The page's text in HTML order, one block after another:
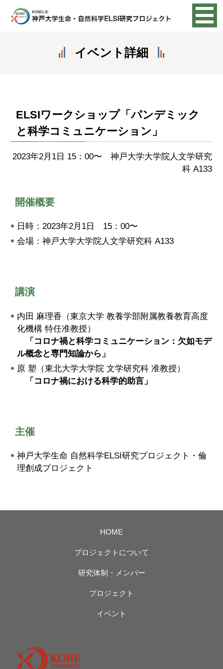
イベント詳細
ELSIワークショップ「パンデミック
と科学コミュニケーション」
2023年2月1日 15：00〜 神戸大学大学院人文学研究
科 A133
開催概要
日時：2023年2月1日 15：00〜
会場：神戸大学大学院人文学研究科 A133
講演
内田 麻理香（東京大学 教養学部附属教養教育高度
化機構 特任准教授）
「コロナ禍と科学コミュニケーション：欠如モデ
ル概念と専門知論から」
原 塑（東北大学大学院 文学研究科 准教授）
「コロナ禍における科学的助言」
主催
神戸大学生命 自然科学ELSI研究プロジェクト・倫
理創成プロジェクト
HOME
プロジェクトについて
研究体制・メンバー
プロジェクト
イベント